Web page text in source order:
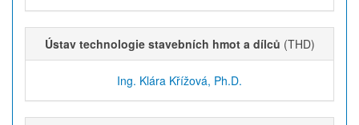
Ústav technologie stavebních hmot a dílců (THD)
Ing. Klára Křížová, Ph.D.